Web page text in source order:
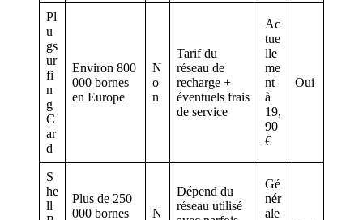
Pl
u
gs
ur
fi
n
g
C
ar
d
Environ 800
000 bornes
en Europe
N
o
n
Tarif du
réseau de
recharge +
éventuels frais
de service
Ac
tue
lle
me
nt
à
19,
90
€
Oui
S
he
ll
Plus de 250
000 bornes
N
Dépend du
réseau utilisé
Gé
nér
ale